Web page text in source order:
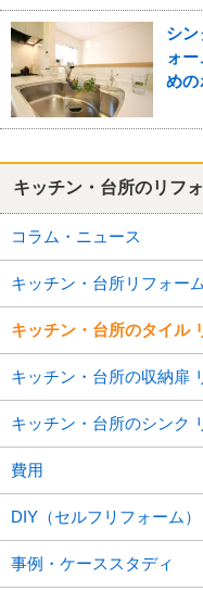
シ
ォ
め
キッチン・台所のリフ
コラム・ニュース
キッチン・台所リフォー
キッチン・台所のタイル
キッチン・台所の収納扉
キッチン・台所のシンク
費用
DIY（セルフリフォーム）
事例・ケーススタディ